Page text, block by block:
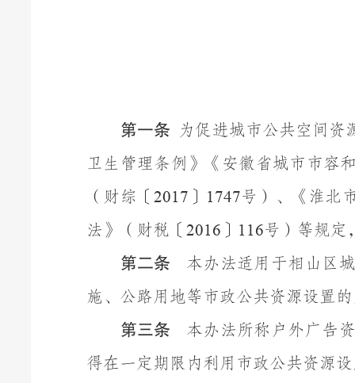
第一条
为促进城市公共空间
卫生管理条例》《安徽省城市市容
（财综〔2017 〕 1747号）、《淮北
法》（财税〔 2016 〕 116号）等规定
第二条
本办法适用于相山区
施、公路用地等市政公共资源设置
第三条
本办法所称户外广告
得在一定期限内利用市政公共资源